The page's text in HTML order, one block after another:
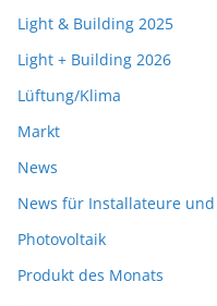
Light & Building 2025
Light + Building 2026
Lüftung/Klima
Markt
News
News für Installateure
Photovoltaik
Produkt des Monats